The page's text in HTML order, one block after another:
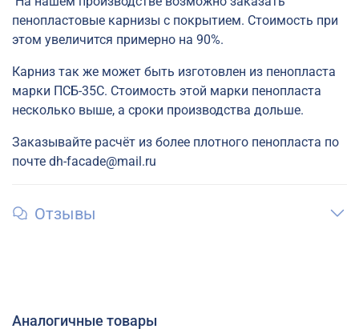
пенопластовые карнизы с покрытием. Стоимость при
этом увеличится примерно на 90%.
Карниз так же может быть изготовлен из пенопласта
марки ПСБ-35С. Стоимость этой марки пенопласта
несколько выше, а сроки производства дольше.
Заказывайте расчёт из более плотного пенопласта по
почте dh-facade@mail.ru
Отзывы
Аналогичные товары